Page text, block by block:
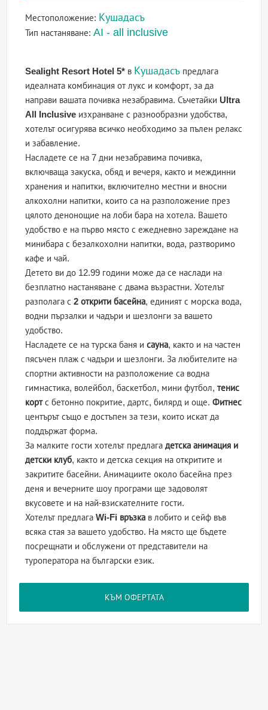
Местоположение: Кушадасъ
Тип настаняване:AI - all inclusive
Sealight Resort Hotel 5* в Кушадасъ предлага
идеалната комбинация от лукс и комфорт, за да
направи вашата почивка незабравима. Съчетайки Ultra
All Inclusive изхранване с разнообразни удобства,
хотелът осигурява всичко необходимо за пълен релакс
и забавление.
Насладете се на 7 дни незабравима почивка,
включваща закуска, обяд и вечеря, както и междинни
хранения и напитки, включително местни и вносни
алкохолни напитки, които са на разположение през
цялото денонощие на лоби бара на хотела. Вашето
удобство е на първо място с ежедневно зареждане на
минибара с безалкохолни напитки, вода, разтворимо
кафе и чай.
Детето ви до 12.99 години може да се наслади на
безплатно настаняване с двама възрастни. Хотелът
разполага с2 открити басейна, единият с морска вода,
водни пързалки и чадъри и шезлонги за вашето
удобство.
Насладете се на турска баня исауна, както и на частен
пясъчен плаж с чадъри и шезлонги. За любителите на
спортни активности на разположение са водна
гимнастика, волейбол, баскетбол, мини футбол,тенис
кортс бетонно покритие, дартс, билярд и още.Фитнес
центърът също е достъпен за тези, които искат да
поддържат форма.
За малките гости хотелът предлагадетска анимация и
детски клуб, както и детска секция на откритите и
закритите басейни. Анимациите около басейна през
деня и вечерните шоу програми ще задоволят
вкусовете и на най-взискателните гости.
Хотелът предлагаWi-Fi връзка в лобито и сейф във
всяка стая за вашето удобство. На място ще бъдете
посрещнати и обслужени от представители на
туроператора на български език.
КЪМ ОФЕРТАТА